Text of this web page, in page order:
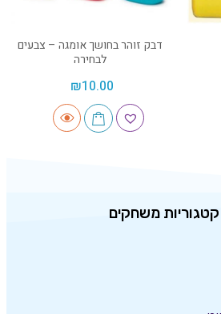
דבק זוהר בחושך אומגה – צבעים
לבחירה
₪10.00
קטגוריות משחקים